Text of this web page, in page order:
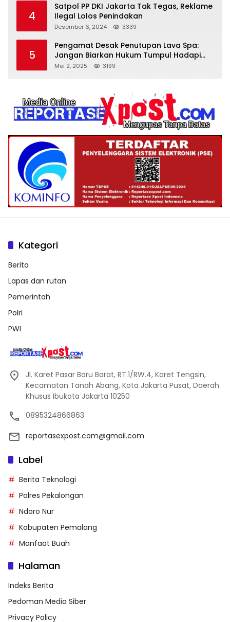
4
Satpol PP DKI Jakarta Tak Tegas, Reklame
Ilegal Lolos Penindakan
Desember 6, 2024 3339
5
Pengamat Desak Penutupan Lava Spa:
Jangan Biarkan Hukum Tumpul Hadapi
‘Spa Berkedok
Mei 2, 2025 3199
Kategori
Berita
Lapas dan rutan
Pemerintah
Polri
PWI
Jl. Karet Pasar Baru Barat, RT.1/RW.4, Karet Tengsin,
Kecamatan Tanah Abang, Kota Jakarta Pusat, Daerah
Khusus Ibukota Jakarta 10250
0895324866863
reportasexpost.com@gmail.com
Label
Berita Teknologi
Polres Pekalongan
Ndoro Nur
Kabupaten Pemalang
Manfaat Buah
Halaman
Indeks Berita
Pedoman Media Siber
Privacy Policy